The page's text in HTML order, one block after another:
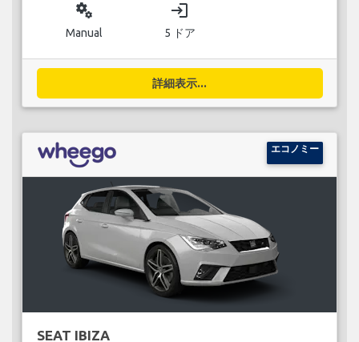
miscellaneous_services
Manual
login
5 ドア
詳細表示...
エコノミー
SEAT IBIZA